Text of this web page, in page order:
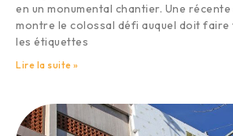
en un monumental chantier. Une récente
montre le colossal défi auquel doit faire
les étiquettes
Lire la suite »